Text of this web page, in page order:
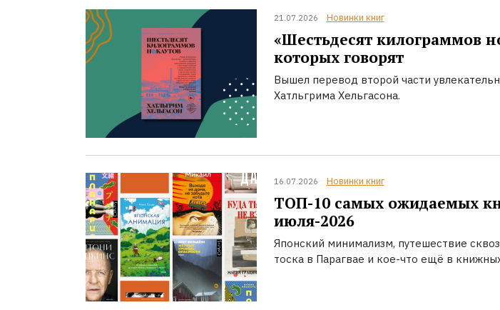
21.07.2026 Новинки книг
«Шестьдесят килограммов
которых говорят
Вышел перевод второй части
Хатльгрима Хельгасона.
16.07.2026 Новинки книг
ТОП-10 самых ожидаемых
июля-2026
Японский минимализм, путешествие
тоска в Парагвае и кое-что ещё в